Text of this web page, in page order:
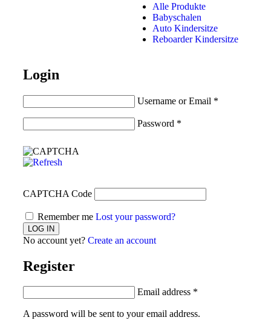
Alle Produkte
Babyschalen
Auto Kindersitze
Reboarder Kindersitze
Login
Username or Email *
Password *
CAPTCHA Code
Remember me Lost your password?
No account yet? Create an account
Register
Email address *
A password will be sent to your email address.